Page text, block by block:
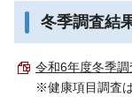
冬季調査結
令和6年度冬季調
※健康項目調査